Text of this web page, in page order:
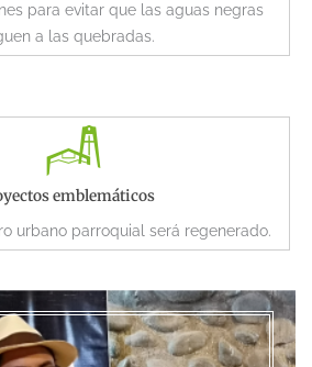
para evitar que las aguas negras
a las quebradas.
emblemáticos
urbano parroquial será regenerado.